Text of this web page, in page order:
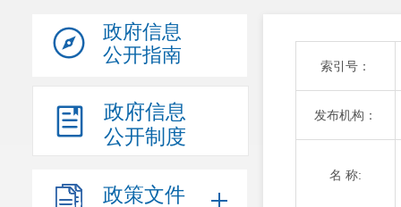
政府信息
公开指南
政府信息
公开制度
政策文件
索引号：
发布机构：
名 称: